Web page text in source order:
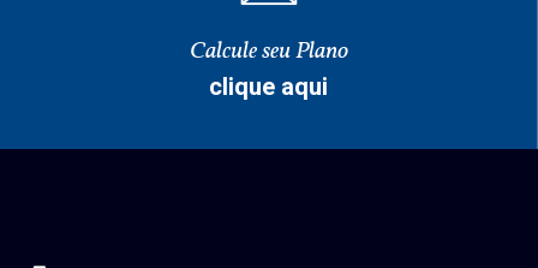
Calcule seu Plano
clique aqui